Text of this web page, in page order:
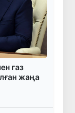
газ
жаңа